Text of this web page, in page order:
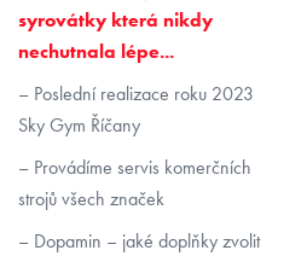
syrovátky která nikdy
nechutnala lépe...
Poslední realizace roku 2023
Sky Gym Říčany
Provádíme servis komerčních
strojů všech značek
Dopamin – jaké doplňky zvolit